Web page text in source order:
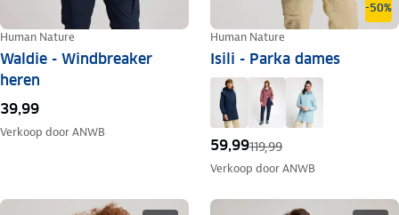
Human Nature
Waldie - Windbreaker
heren
39,99
Verkoop doorANWB
-50%
Human Nature
Isili - Parka dames
59,99119,99
Verkoop doorANWB